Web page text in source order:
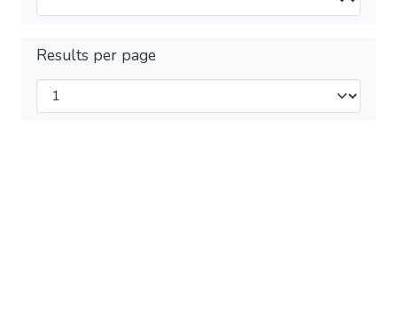
Results per page